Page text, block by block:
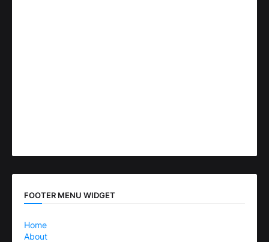
FOOTER MENU WIDGET
Home
About